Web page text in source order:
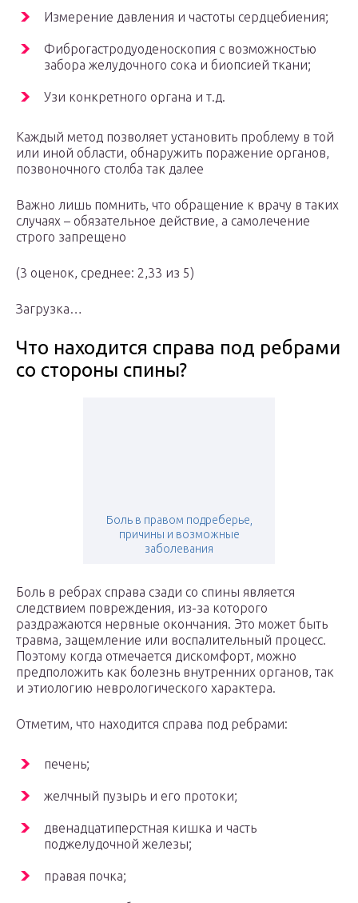
Измерение давления и частоты сердцебиения;
Фиброгастродуоденоскопия с возможностью
забора желудочного сока и биопсией ткани;
Узи конкретного органа и т.д.
Каждый метод позволяет установить проблему в той
или иной области, обнаружить поражение органов,
позвоночного столба так далее
Важно лишь помнить, что обращение к врачу в таких
случаях – обязательное действие, а самолечение
строго запрещено
(3 оценок, среднее: 2,33 из 5)
Загрузка…
Что находится справа под ребрами
со стороны спины?
Боль в правом подреберье,
причины и возможные
заболевания
Боль в ребрах справа сзади со спины является
следствием повреждения, из-за которого
раздражаются нервные окончания. Это может быть
травма, защемление или воспалительный процесс.
Поэтому когда отмечается дискомфорт, можно
предположить как болезнь внутренних органов, так
и этиологию неврологического характера.
Отметим, что находится справа под ребрами:
печень;
желчный пузырь и его протоки;
двенадцатиперстная кишка и часть
поджелудочной железы;
правая почка;